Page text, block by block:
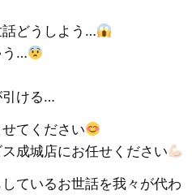
どうしよう…
う…
引ける…
てください
成城店にお任せください
ているお世話を我々が代わ